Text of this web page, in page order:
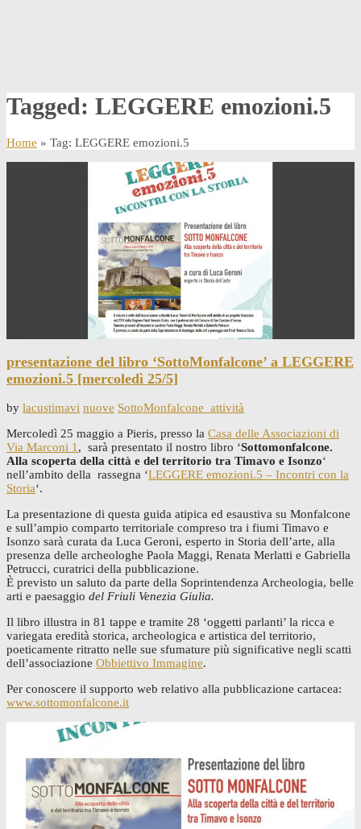
Tagged: LEGGERE emozioni.5
Home » Tag: LEGGERE emozioni.5
presentazione del libro ‘SottoMonfalcone’ a LEGGERE
emozioni.5 [mercoledì 25/5]
by lacustimavi nuove SottoMonfalcone_attività
Mercoledì 25 maggio a Pieris, presso la Casa delle Associazioni di
Via Marconi 1, sarà presentato il nostro libro ‘Sottomonfalcone.
Alla scoperta della città e del territorio tra Timavo e Isonzo‘
nell’ambito della rassegna ‘LEGGERE emozioni.5 – Incontri con la
Storia‘.
La presentazione di questa guida atipica ed esaustiva su Monfalcone
e sull’ampio comparto territoriale compreso tra i fiumi Timavo e
Isonzo sarà curata da Luca Geroni, esperto in Storia dell’arte, alla
presenza delle archeologhe Paola Maggi, Renata Merlatti e Gabriella
Petrucci, curatrici della pubblicazione.
È previsto un saluto da parte della Soprintendenza Archeologia, belle
arti e paesaggio del Friuli Venezia Giulia.
Il libro illustra in 81 tappe e tramite 28 ‘oggetti parlanti’ la ricca e
variegata eredità storica, archeologica e artistica del territorio,
poeticamente ritratto nelle sue sfumature più significative negli scatti
dell’associazione Obbiettivo Immagine.
Per conoscere il supporto web relativo alla pubblicazione cartacea:
www.sottomonfalcone.it